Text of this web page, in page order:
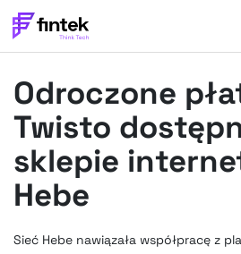
BANKOWOŚĆ
EVENTY
FELIETONY
WYWIADY
LEGAL
FINTEKEXTRA
Odroczone
Twisto
sklepie
Hebe
Sieć Hebe nawiązała współpracę z